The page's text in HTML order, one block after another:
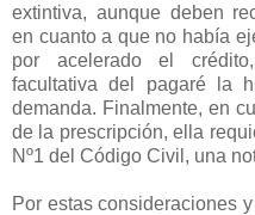
extintiva, aunque deben
en cuanto a que no había
por acelerado el
facultativa del pagaré la
demanda. Finalmente, en
de la prescripción, ella
Nº1 del Código Civil, una
Por estas consideraciones